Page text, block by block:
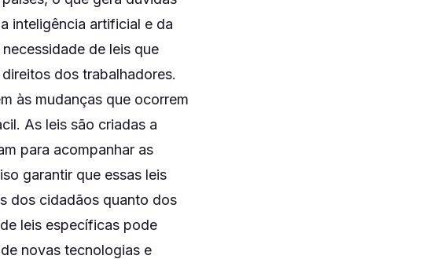
inteligência artificial e da
de leis que
dos trabalhadores.
às mudanças que ocorrem
As leis são criadas a
para acompanhar as
garantir que essas leis
dos cidadãos quanto dos
leis específicas pode
novas tecnologias e